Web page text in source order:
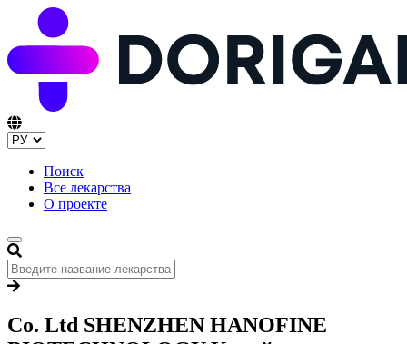
Поиск
Все лекарства
О проекте
Co. Ltd SHENZHEN HANOFINE